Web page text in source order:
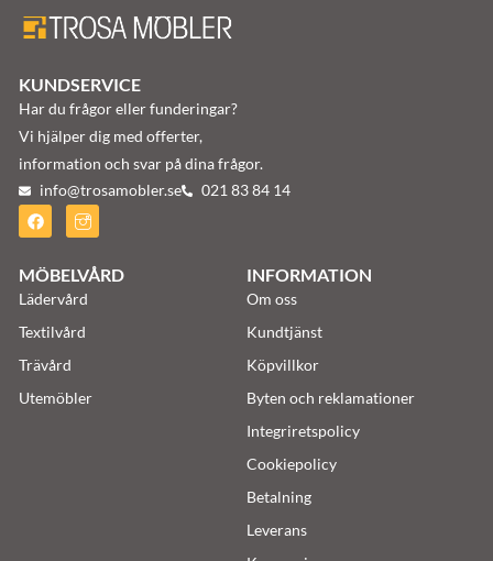
KUNDSERVICE
Har du frågor eller funderingar?
Vi hjälper dig med offerter,
information och svar på dina frågor.
info@trosamobler.se 021 83 84 14
MÖBELVÅRD
Lädervård
Textilvård
Trävård
Utemöbler
INFORMATION
Om oss
Kundtjänst
Köpvillkor
Byten och reklamationer
Integriretspolicy
Cookiepolicy
Betalning
Leverans